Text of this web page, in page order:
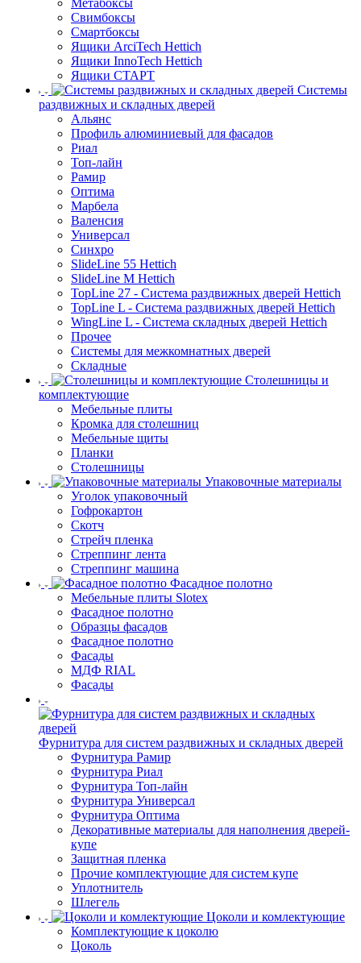
Метабоксы
Свимбоксы
Смартбоксы
Ящики ArciTech Hettich
Ящики InnoTech Hettich
Ящики СТАРТ
Системы
раздвижных и складных дверей
Альянс
Профиль алюминиевый для фасадов
Риал
Топ-лайн
Рамир
Оптима
Марбела
Валенсия
Универсал
Синхро
SlideLine 55 Hettich
SlideLine M Hettich
TopLine 27 - Система раздвижных дверей Hettich
TopLine L - Система раздвижных дверей Hettich
WingLine L - Система складных дверей Hettich
Прочее
Системы для межкомнатных дверей
Складные
Столешницы и
комплектующие
Мебельные плиты
Кромка для столешниц
Мебельные щиты
Планки
Столешницы
Упаковочные материалы
Уголок упаковочный
Гофрокартон
Скотч
Стрейч пленка
Стреппинг лента
Стреппинг машина
Фасадное полотно
Мебельные плиты Slotex
Фасадное полотно
Образцы фасадов
Фасадное полотно
Фасады
МДФ RIAL
Фасады
Фурнитура для систем раздвижных и складных дверей
Фурнитура Рамир
Фурнитура Риал
Фурнитура Топ-лайн
Фурнитура Универсал
Фурнитура Оптима
Декоративные материалы для наполнения дверей-
купе
Защитная пленка
Прочие комплектующие для систем купе
Уплотнитель
Шлегель
Цоколи и комлектующие
Комплектующие к цоколю
Цоколь